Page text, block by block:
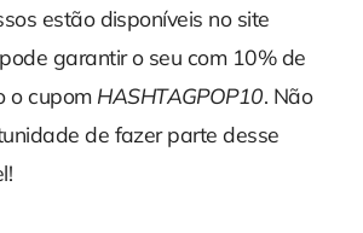
estão disponíveis no site
garantir o seu com 10% de
o cupom HASHTAGPOP10. Não
de fazer parte desse